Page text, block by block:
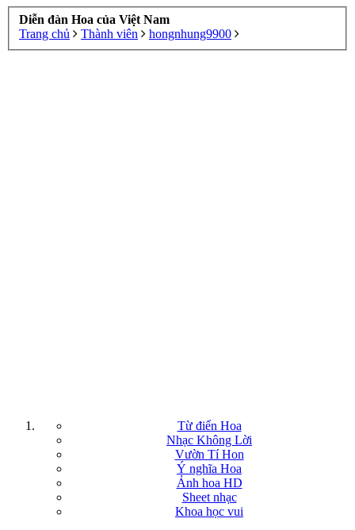
Diễn đàn Hoa của Việt Nam
Trang chủ
Thành viên hongnhung9900
Từ điển Hoa
Nhạc Không Lời
Vườn Tí Hon
Ý nghĩa Hoa
Ảnh hoa HD
Sheet nhạc
Khoa học vui